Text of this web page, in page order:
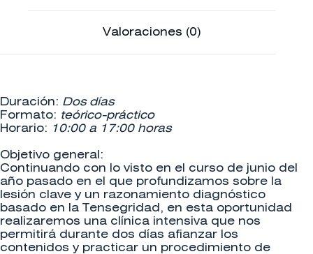
Valoraciones (0)
Duración: Dos días
Formato: teórico-práctico
Horario: 10:00 a 17:00 horas
Objetivo general:
Continuando con lo visto en el curso de junio del
año pasado en el que profundizamos sobre la
lesión clave y un razonamiento diagnóstico
basado en la Tensegridad, en esta oportunidad
realizaremos una clínica intensiva que nos
permitirá durante dos días afianzar los
contenidos y practicar un procedimiento de